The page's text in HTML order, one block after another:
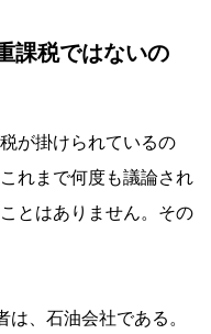
課税ではないの
が掛けられているの
れまで何度も議論され
とはありません。その
、石油会社である。